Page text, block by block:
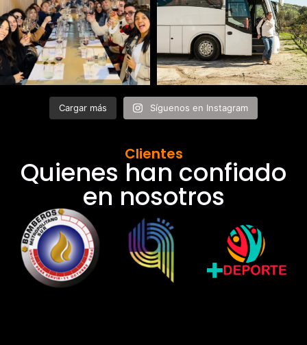
Cargar más Síguenos en Instagram
Clientes
Quienes han confiado
en nosotros